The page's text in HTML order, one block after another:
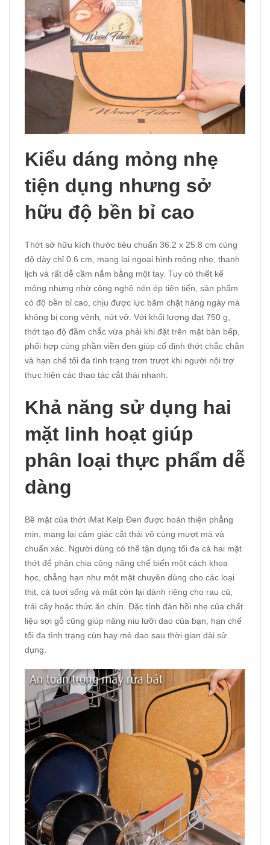
Kiểu dáng mỏng nhẹ
tiện dụng nhưng sở
hữu độ bền bỉ cao
Thớt sở hữu kích thước tiêu chuẩn 36.2 x 25.8 cm cùng
độ dày chỉ 0.6 cm, mang lại ngoại hình mỏng nhẹ, thanh
lịch và rất dễ cầm nắm bằng một tay. Tuy có thiết kế
mỏng nhưng nhờ công nghệ nén ép tiên tiến, sản phẩm
có độ bền bỉ cao, chịu được lực băm chặt hàng ngày mà
không bị cong vênh, nứt vỡ. Với khối lượng đạt 750 g,
thớt tạo độ đầm chắc vừa phải khi đặt trên mặt bàn bếp,
phối hợp cùng phần viền đen giúp cố định thớt chắc chắn
và hạn chế tối đa tình trạng trơn trượt khi người nội trợ
thực hiện các thao tác cắt thái nhanh.
Khả năng sử dụng hai
mặt linh hoạt giúp
phân loại thực phẩm dễ
dàng
Bề mặt của thớt iMat Kelp Đen được hoàn thiện phẳng
mịn, mang lại cảm giác cắt thái vô cùng mượt mà và
chuẩn xác. Người dùng có thể tận dụng tối đa cả hai mặt
thớt để phân chia công năng chế biến một cách khoa
học, chẳng hạn như một mặt chuyên dùng cho các loại
thịt, cá tươi sống và mặt còn lại dành riêng cho rau củ,
trái cây hoặc thức ăn chín. Đặc tính đàn hồi nhẹ của chất
liệu sợi gỗ cũng giúp nâng niu lưỡi dao của bạn, hạn chế
tối đa tình trạng cùn hay mẻ dao sau thời gian dài sử
dụng.